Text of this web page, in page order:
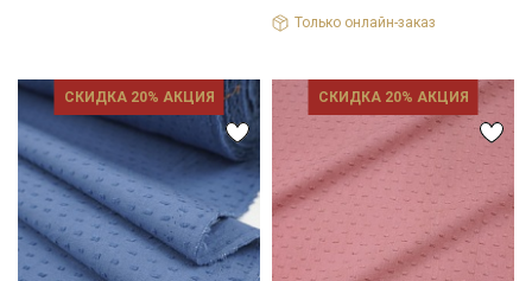
Только онлайн-заказ
СКИДКА 20% АКЦИЯ СКИДКА 20% АКЦИЯ
Мы публикуем здесь дополнительные
Электронная почта
Подписаться